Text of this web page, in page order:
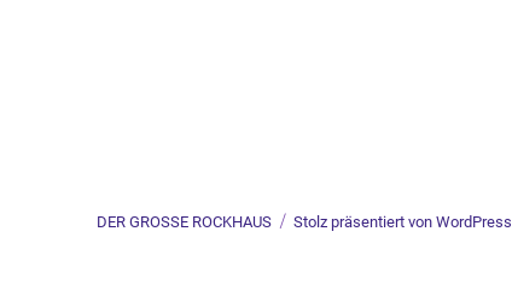
DER GROSSE ROCKHAUS Stolz präsentiert von WordPress